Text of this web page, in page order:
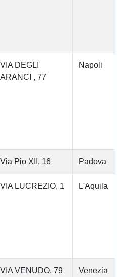
VIA DEGLI
ARANCI , 77
Napoli
Via Pio XII, 16 Padova
VIA LUCREZIO, 1 L'Aquila
VIA VENUDO, 79 Venezia